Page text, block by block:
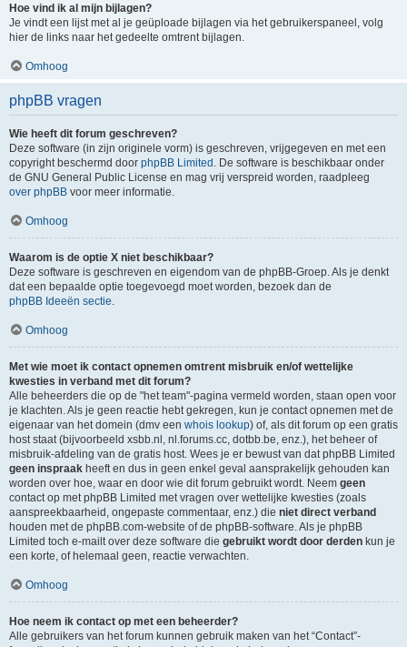
Hoe vind ik al mijn bijlagen?
Je vindt een lijst met al je geüploade bijlagen via het gebruikerspaneel, volg
hier de links naar het gedeelte omtrent bijlagen.
Omhoog
phpBB vragen
Wie heeft dit forum geschreven?
Deze software (in zijn originele vorm) is geschreven, vrijgegeven en met een
copyright beschermd door phpBB Limited . De software is beschikbaar onder
de GNU General Public License en mag vrij verspreid worden, raadpleeg
over phpBB voor meer informatie.
Omhoog
Waarom is de optie X niet beschikbaar?
Deze software is geschreven en eigendom van de phpBB-Groep. Als je denkt
dat een bepaalde optie toegevoegd moet worden, bezoek dan de
phpBB Ideeën sectie
Omhoog
Met wie moet ik contact opnemen omtrent misbruik en/of wettelijke
kwesties in verband met dit forum?
Alle beheerders die op de "het team"-pagina vermeld worden, staan open voor
je klachten. Als je geen reactie hebt gekregen, kun je contact opnemen met de
eigenaar van het domein (dmv een whois lookup) of, als dit forum op een gratis
host staat (bijvoorbeeld xsbb.nl, nl.forums.cc, dotbb.be, enz.), het beheer of
misbruik-afdeling van de gratis host. Wees je er bewust van dat phpBB Limited
geen inspraak heeft en dus in geen enkel geval aansprakelijk gehouden kan
worden over hoe, waar en door wie dit forum gebruikt wordt. Neem geen
contact op met phpBB Limited met vragen over wettelijke kwesties (zoals
aanspreekbaarheid, ongepaste commentaar, enz.) die niet direct verband
houden met de phpBB.com-website of de phpBB-software. Als je phpBB
Limited toch e-mailt over deze software die gebruikt wordt door derden kun je
een korte, of helemaal geen, reactie verwachten.
Omhoog
Hoe neem ik contact op met een beheerder?
Alle gebruikers van het forum kunnen gebruik maken van het “Contact”-